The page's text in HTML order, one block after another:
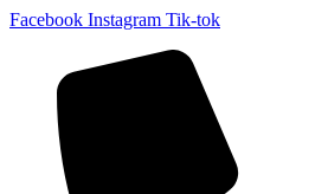
Facebook Instagram Tik-tok